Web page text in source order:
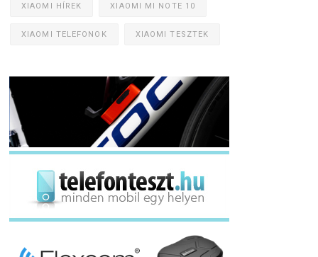
XIAOMI HÍREK XIAOMI MI NOTE 10
XIAOMI TELEFONOK XIAOMI TESZTEK